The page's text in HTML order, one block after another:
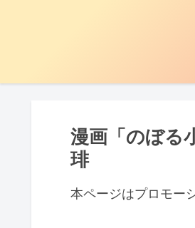
漫画「のぼる
琲
本ページはプロモー